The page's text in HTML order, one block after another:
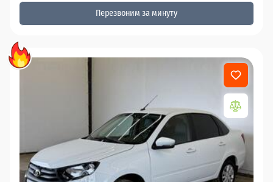
Перезвоним за минуту